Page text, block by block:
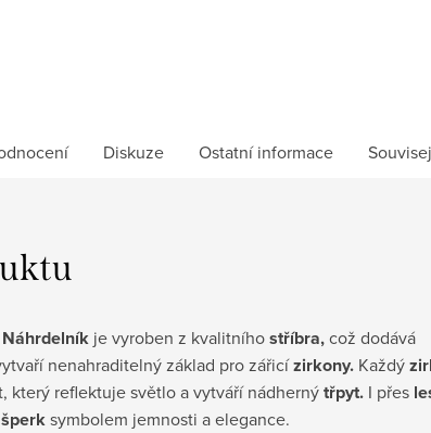
Diskuze Ostatní informace
je vyroben z kvalitníhostříbra,což dodává
nenahraditelný základ pro zářicízirkony. Každý
který reflektuje světlo a vytváří nádhernýtřpyt. I přes
šperksymbolem jemnosti a elegance.